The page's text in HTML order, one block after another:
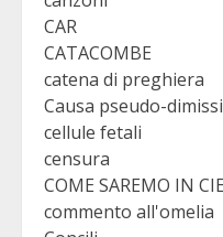
CAR
CATACOMBE
catena di preghiera
Causa pseudo-
cellule fetali
censura
COME SAREMO IN
commento all'omelia